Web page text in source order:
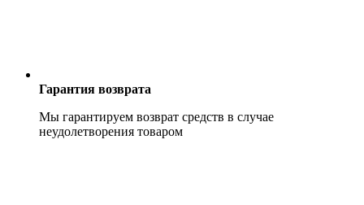
Гарантия возврата
Мы гарантируем возврат средств в случае
неудолетворения товаром